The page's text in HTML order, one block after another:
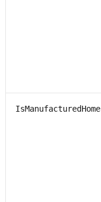
IsManufacturedHome